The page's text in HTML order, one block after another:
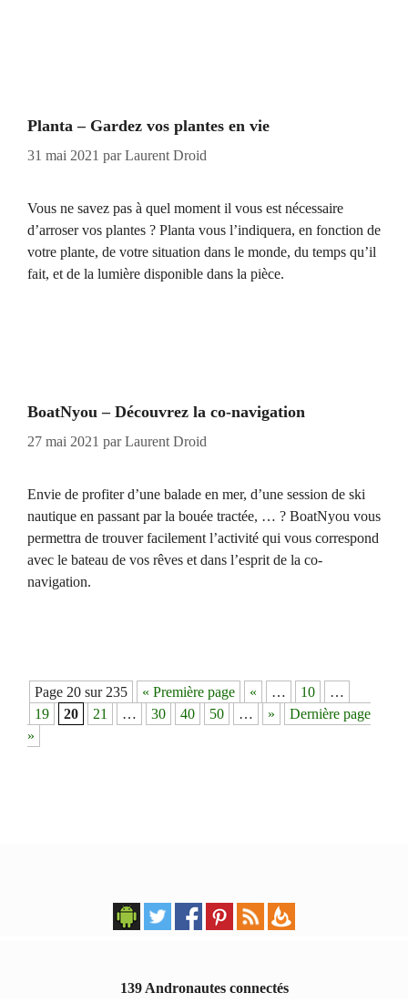
Planta – Gardez vos plantes en vie
31 mai 2021 parLaurent Droid
Vous ne savez pas à quel moment il vous est nécessaire
d’arroser vos plantes ? Planta vous l’indiquera, en fonction de
votre plante, de votre situation dans le monde, du temps qu’il
fait, et de la lumière disponible dans la pièce.
BoatNyou – Découvrez la co-navigation
27 mai 2021 parLaurent Droid
Envie de profiter d’une balade en mer, d’une session de ski
nautique en passant par la bouée tractée, … ? BoatNyou vous
permettra de trouver facilement l’activité qui vous correspond
avec le bateau de vos rêves et dans l’esprit de la co-
navigation.
Navigation
des
articles
Page 20 sur 235 « Première page « … 10
…
19
20 21 … 30 40 50 … »
Dernière page
»
139 Andronautes connectés